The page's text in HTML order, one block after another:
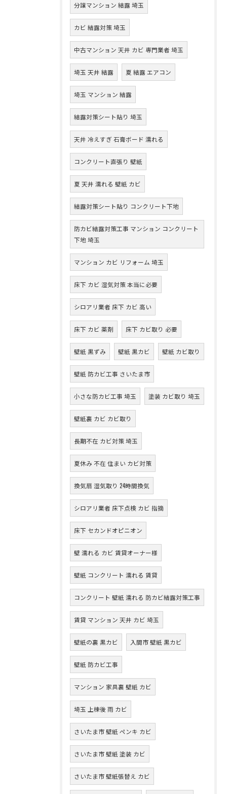
分譲マンション 結露 埼玉
カビ 結露対策 埼玉
中古マンション 天井 カビ 専門業者 埼玉
埼玉 天井 結露 夏 結露 エアコン
埼玉 マンション 結露
結露対策シート貼り 埼玉
天井 冷えすぎ 石膏ボード 濡れる
コンクリート直張り 壁紙
夏 天井 濡れる 壁紙 カビ
結露対策シート貼り コンクリート下地
防カビ結露対策工事 マンション コンクリート
下地 埼玉
マンション カビ リフォーム 埼玉
床下 カビ 湿気対策 本当に必要
シロアリ業者 床下 カビ 高い
床下 カビ 薬剤 床下 カビ取り 必要
壁紙 黒ずみ 壁紙 黒カビ 壁紙 カビ取り
壁紙 防カビ工事 さいたま市
小さな防カビ工事 埼玉 塗装 カビ取り 埼玉
壁紙裏 カビ カビ取り
長期不在 カビ対策 埼玉
夏休み 不在 住まい カビ対策
換気扇 湿気取り 24時間換気
シロアリ業者 床下点検 カビ 指摘
床下 セカンドオピニオン
壁 濡れる カビ 賃貸オーナー様
壁紙 コンクリート 濡れる 賃貸
コンクリート 壁紙 濡れる 防カビ結露対策工事
賃貸 マンション 天井 カビ 埼玉
壁紙の裏 黒カビ 入間市 壁紙 黒カビ
壁紙 防カビ工事
マンション 家具裏 壁紙 カビ
埼玉 上棟後 雨 カビ
さいたま市 壁紙 ペンキ カビ
さいたま市 壁紙 塗装 カビ
さいたま市 壁紙張替え カビ